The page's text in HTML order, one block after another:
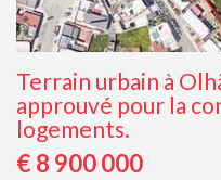
Terrain urbain à
approuvé pour la
logements.
€ 8 900 000